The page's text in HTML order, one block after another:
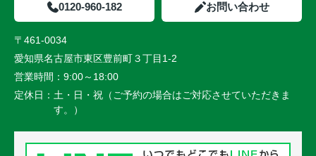
0120-960-182 お問い合わせ
〒461-0034
愛知県名古屋市東区豊前町３丁目1-2
営業時間： 9:00～18:00
定休日： 土・日・祝（ご予約の場合はご対応させていただきま
す。）